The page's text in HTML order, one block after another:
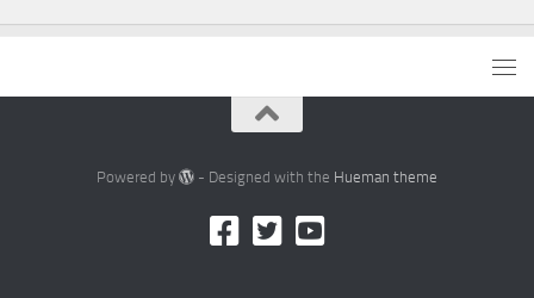
Powered by - Designed with the Hueman theme